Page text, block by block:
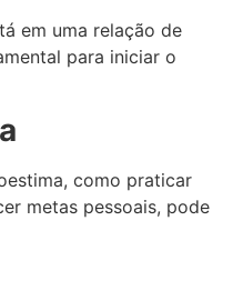
em uma relação de
para iniciar o
como praticar
metas pessoais, pode